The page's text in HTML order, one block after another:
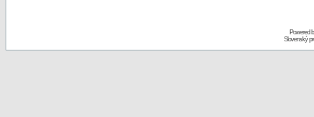
Powered
Slovenský